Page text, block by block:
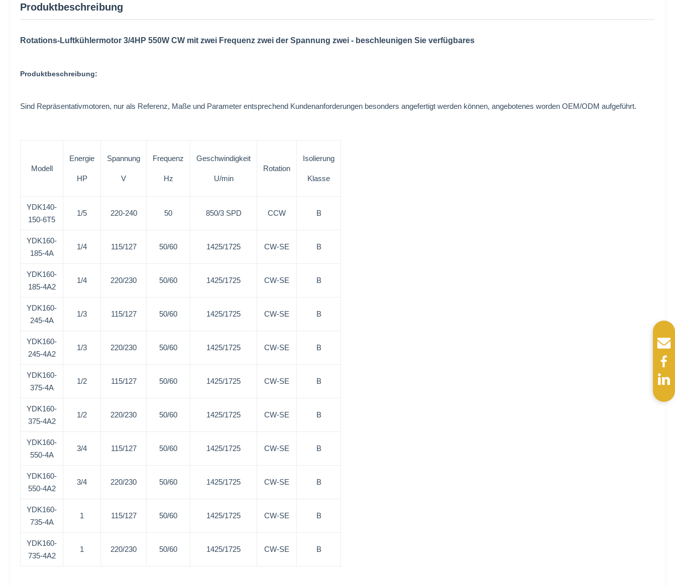
Produktbeschreibung
Rotations-Luftkühlermotor 3/4HP 550W CW mit zwei Frequenz zwei der Spannung zwei - beschleunigen Sie verfügbares
Produktbeschreibung:
Sind Repräsentativmotoren, nur als Referenz, Maße und Parameter entsprechend Kundenanforderungen besonders angefertigt werden können, angebotenes worden OEM/ODM aufgeführt.
Modell
Energie
HP
Spannung
V
Frequenz
Hz
Geschwindigkeit
U/min
Rotation
Isolierung
Klasse
YDK140-
150-6T5
1/5 220-240 50 850/3 SPD CCW B
YDK160-
185-4A
1/4 115/127 50/60 1425/1725 CW-SE B
YDK160-
185-4A2
1/4 220/230 50/60 1425/1725 CW-SE B
YDK160-
245-4A
1/3 115/127 50/60 1425/1725 CW-SE B
YDK160-
245-4A2
1/3 220/230 50/60 1425/1725 CW-SE B
YDK160-
375-4A
1/2 115/127 50/60 1425/1725 CW-SE B
YDK160-
375-4A2
1/2 220/230 50/60 1425/1725 CW-SE B
YDK160-
550-4A
3/4 115/127 50/60 1425/1725 CW-SE B
YDK160-
550-4A2
3/4 220/230 50/60 1425/1725 CW-SE B
YDK160-
735-4A
1 115/127 50/60 1425/1725 CW-SE B
YDK160-
735-4A2
1 220/230 50/60 1425/1725 CW-SE B